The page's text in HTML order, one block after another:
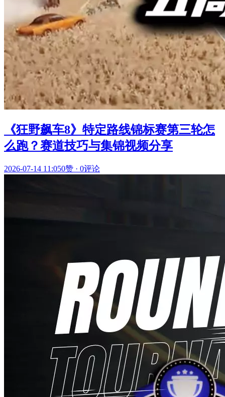
《狂野飙车8》特定路线锦标赛第三轮怎
么跑？赛道技巧与集锦视频分享
2026-07-14 11:050赞 · 0评论